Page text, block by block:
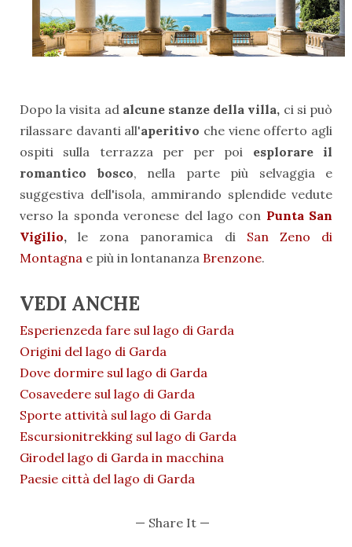
Dopo la visita ad alcune stanze della villa, ci si può
rilassare davanti all'aperitivo che viene offerto agli
ospiti sulla terrazza per per poi esplorare il
romantico bosco, nella parte più selvaggia e
suggestiva dell'isola, ammirando splendide vedute
verso la sponda veronese del lago con Punta San
Vigilio, le zona panoramica di San Zeno di
Montagna e più in lontananza Brenzone.
VEDI ANCHE
Esperienzeda fare sul lago di Garda
Origini del lago di Garda
Dove dormire sul lago di Garda
Cosavedere sul lago di Garda
Sporte attività sul lago di Garda
Escursionitrekking sul lago di Garda
Girodel lago di Garda in macchina
Paesie città del lago di Garda
— Share It —